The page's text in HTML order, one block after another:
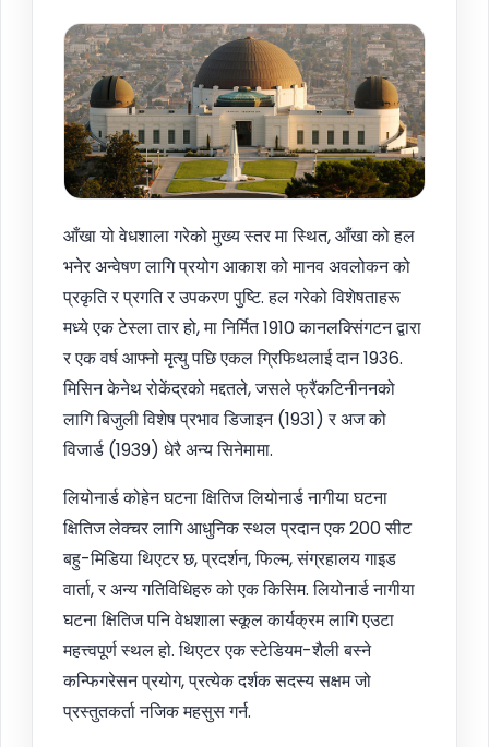
आँखा यो वेधशाला गरेको मुख्य स्तर मा स्थित, आँखा को हल
भनेर अन्वेषण लागि प्रयोग आकाश को मानव अवलोकन को
प्रकृति र प्रगति र उपकरण पुष्टि. हल गरेको विशेषताहरू
मध्ये एक टेस्ला तार हो, मा निर्मित 1910 कानलक्सिंगटन द्वारा
र एक वर्ष आफ्नो मृत्यु पछि एकल ग्रिफिथलाई दान 1936.
मिसिन केनेथ रोकेंद्रको मद्दतले, जसले फ्रैंकटिनीननको
लागि बिजुली विशेष प्रभाव डिजाइन (1931) र अज को
विजार्ड (1939) धेरै अन्य सिनेमामा.
लियोनार्ड कोहेन घटना क्षितिज लियोनार्ड नागीया घटना
क्षितिज लेक्चर लागि आधुनिक स्थल प्रदान एक 200 सीट
बहु-मिडिया थिएटर छ, प्रदर्शन, फिल्म, संग्रहालय गाइड
वार्ता, र अन्य गतिविधिहरु को एक किसिम. लियोनार्ड नागीया
घटना क्षितिज पनि वेधशाला स्कूल कार्यक्रम लागि एउटा
महत्त्वपूर्ण स्थल हो. थिएटर एक स्टेडियम-शैली बस्ने
कन्फिगरेसन प्रयोग, प्रत्येक दर्शक सदस्य सक्षम जो
प्रस्तुतकर्ता नजिक महसुस गर्न.